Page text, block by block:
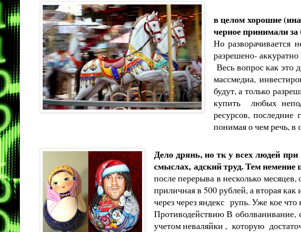
в целом хорошие
черное принимали за
Но разворачивается
разрешено- аккуратно
Весь вопрос как это
массмедиа,
будут, а только
купить любых
ресурсов,
понимая о чем речь, в
Дело дрянь, но тк у всех людей
смыслах, адский труд. Тем немение
после перерыва в несколько
приличная в 500 рублей, а вторая
через через яндекс рупь. Уже кое
Противодействию В оболванивание,
учетом неваляйки , которую